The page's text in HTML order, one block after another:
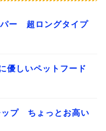
ー 超ロングタイプ
優しいペットフード
ップ ちょっとお高い